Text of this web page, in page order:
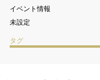
イベント情報
未設定
タグ